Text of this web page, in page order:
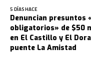
5 DÍAS HACE
Denuncian presuntos
obligatorios» de $50
en El Castillo y El
puente La Amistad